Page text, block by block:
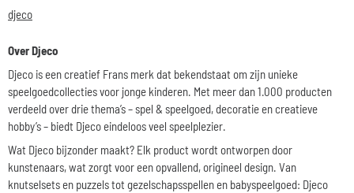
djeco
Over Djeco
Djeco is een creatief Frans merk dat bekendstaat om zijn unieke
speelgoedcollecties voor jonge kinderen. Met meer dan 1.000 producten
verdeeld over drie thema’s – spel & speelgoed, decoratie en creatieve
hobby’s – biedt Djeco eindeloos veel speelplezier.
Wat Djeco bijzonder maakt? Elk product wordt ontworpen door
kunstenaars, wat zorgt voor een opvallend, origineel design. Van
knutselsets en puzzels tot gezelschapsspellen en babyspeelgoed: Djeco